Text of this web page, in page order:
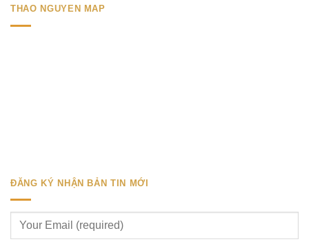
THAO NGUYEN MAP
ĐĂNG KÝ NHẬN BẢN TIN MỚI